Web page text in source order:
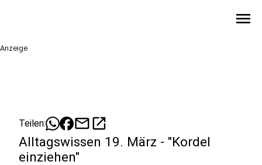
menu
Anzeige
Teilen: mailopen_in_new
Alltagswissen 19. März - "Kordel
einziehen"